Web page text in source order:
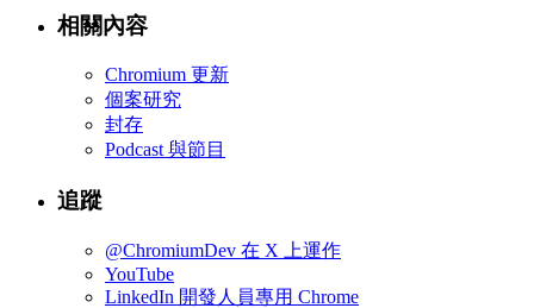
相關內容
Chromium 更新
個案研究
封存
Podcast 與節目
追蹤
@ChromiumDev 在 X 上運作
YouTube
LinkedIn 開發人員專用 Chrome